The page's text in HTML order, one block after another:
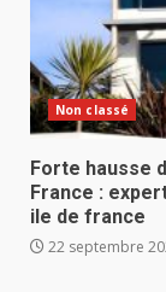
Non classé
Forte hausse
France :
ile de france
22 septembre